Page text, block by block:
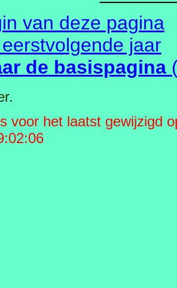
van deze pagina
jaar
de basispagina
voor het laatst gewijzigd